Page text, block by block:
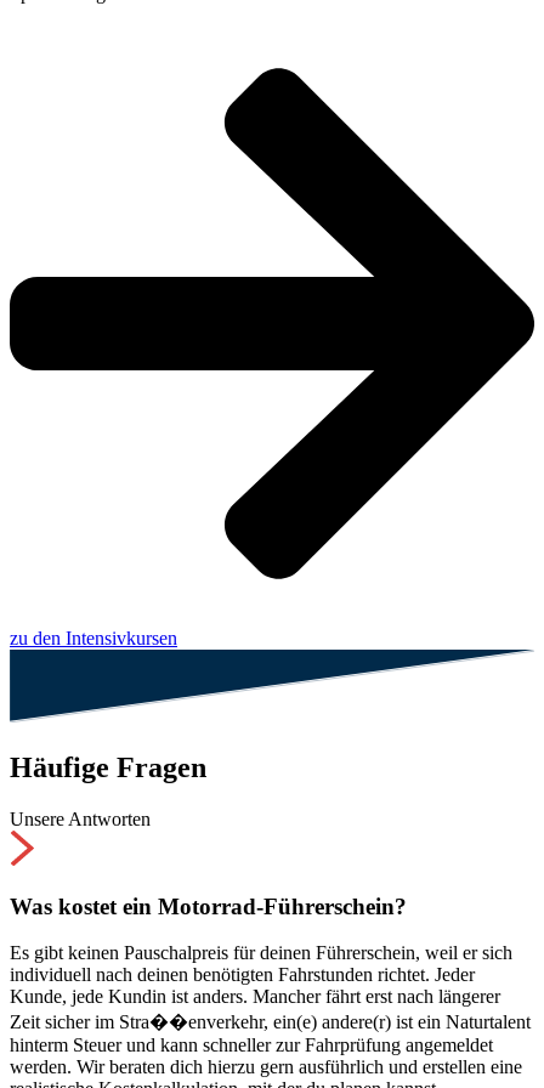
zu den Intensivkursen
Häufige Fragen
Unsere Antworten
Was kostet ein Motorrad-Führerschein?
Es gibt keinen Pauschalpreis für deinen Führerschein, weil er sich
individuell nach deinen benötigten Fahrstunden richtet. Jeder
Kunde, jede Kundin ist anders. Mancher fährt erst nach längerer
Zeit sicher im Stra��enverkehr, ein(e) andere(r) ist ein Naturtalent
hinterm Steuer und kann schneller zur Fahrprüfung angemeldet
werden. Wir beraten dich hierzu gern ausführlich und erstellen eine